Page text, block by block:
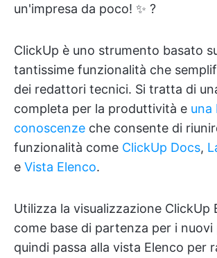
un'impresa da poco! ✨ ?
ClickUp è uno strumento basato
tantissime funzionalità che
dei redattori tecnici. Si tratta di
completa per la produttività e una
conoscenze che consente di
funzionalità come ClickUp Docs,
e Vista Elenco.
Utilizza la visualizzazione ClickUp
come base di partenza per i
quindi passa alla vista Elenco per